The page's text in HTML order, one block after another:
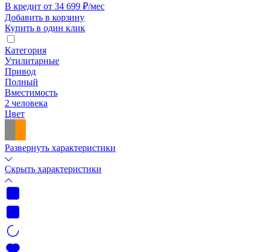
В кредит от 34 699 ₽/мес
Добавить в корзину
Купить в один клик
Категория
Утилитарные
Привод
Полный
Вместимость
2 человека
Цвет
Развернуть характеристики
Скрыть характеристики